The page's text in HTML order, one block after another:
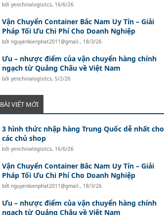
bởi yenchinalogisitcs, 16/6/26
Vận Chuyển Container Bắc Nam Uy Tín – Giải
Pháp Tối Ưu Chi Phí Cho Doanh Nghiệp
bởi nguyenkienphat2011@gmail., 18/3/26
Ưu – nhược điểm của vận chuyển hàng chính
ngạch từ Quảng Châu về Việt Nam
bởi yenchinalogisitcs, 5/2/26
BÀI VIẾT MỚI
3 hình thức nhập hàng Trung Quốc dễ nhất cho
các chủ shop
bởi yenchinalogisitcs, 16/6/26
Vận Chuyển Container Bắc Nam Uy Tín – Giải
Pháp Tối Ưu Chi Phí Cho Doanh Nghiệp
bởi nguyenkienphat2011@gmail., 18/3/26
Ưu – nhược điểm của vận chuyển hàng chính
ngạch từ Quảng Châu về Việt Nam